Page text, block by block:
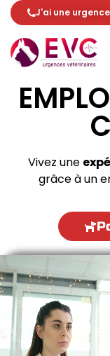
J'ai une urgence
Vivez une
grâce à un